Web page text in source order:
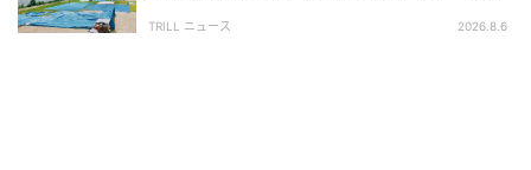
一方で、運転見合わせ時に備えて迂回ルートと所要時
TRILL ニュース 2026.8.6